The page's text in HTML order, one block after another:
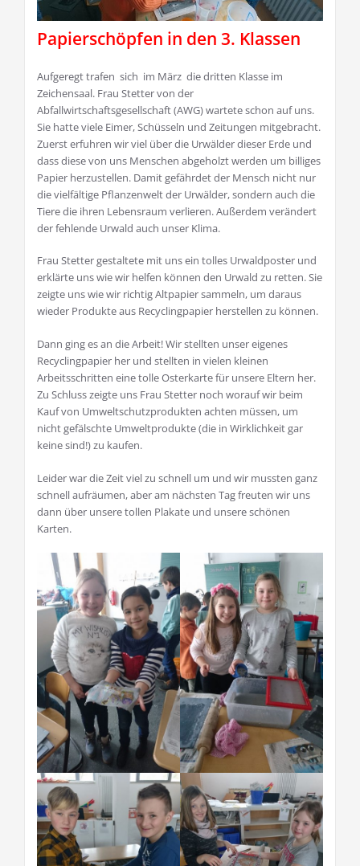
Papierschöpfen in den 3. Klassen
Aufgeregt trafen sich im März die dritten Klasse im
Zeichensaal. Frau Stetter von der
Abfallwirtschaftsgesellschaft (AWG) wartete schon auf uns.
Sie hatte viele Eimer, Schüsseln und Zeitungen mitgebracht.
Zuerst erfuhren wir viel über die Urwälder dieser Erde und
dass diese von uns Menschen abgeholzt werden um billiges
Papier herzustellen. Damit gefährdet der Mensch nicht nur
die vielfältige Pflanzenwelt der Urwälder, sondern auch die
Tiere die ihren Lebensraum verlieren. Außerdem verändert
der fehlende Urwald auch unser Klima.
Frau Stetter gestaltete mit uns ein tolles Urwaldposter und
erklärte uns wie wir helfen können den Urwald zu retten. Sie
zeigte uns wie wir richtig Altpapier sammeln, um daraus
wieder Produkte aus Recyclingpapier herstellen zu können.
Dann ging es an die Arbeit! Wir stellten unser eigenes
Recyclingpapier her und stellten in vielen kleinen
Arbeitsschritten eine tolle Osterkarte für unsere Eltern her.
Zu Schluss zeigte uns Frau Stetter noch worauf wir beim
Kauf von Umweltschutzprodukten achten müssen, um
nicht gefälschte Umweltprodukte (die in Wirklichkeit gar
keine sind!) zu kaufen.
Leider war die Zeit viel zu schnell um und wir mussten ganz
schnell aufräumen, aber am nächsten Tag freuten wir uns
dann über unsere tollen Plakate und unsere schönen
Karten.